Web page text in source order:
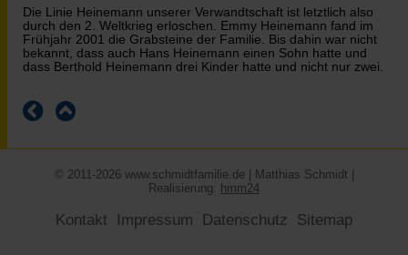
Die Linie Heinemann unserer Verwandtschaft ist letztlich also
durch den 2. Weltkrieg erloschen. Emmy Heinemann fand im
Frühjahr 2001 die Grabsteine der Familie. Bis dahin war nicht
bekannt, dass auch Hans Heinemann einen Sohn hatte und
dass Berthold Heinemann drei Kinder hatte und nicht nur zwei.
© 2011-2026 www.schmidtfamilie.de | Matthias Schmidt |
Realisierung: hmm24
Kontakt Impressum Datenschutz Sitemap